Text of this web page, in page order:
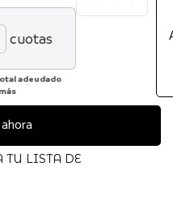
cuotas
adeudado
TU LISTA DE